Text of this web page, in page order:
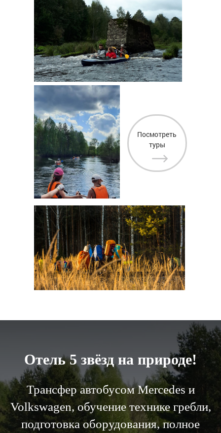
Посмотреть
туры
Отель 5 звёзд на природе!
Трансфер автобусом Mercedes и
Volkswagen, обучение технике гребли,
подготовка оборудования, полное